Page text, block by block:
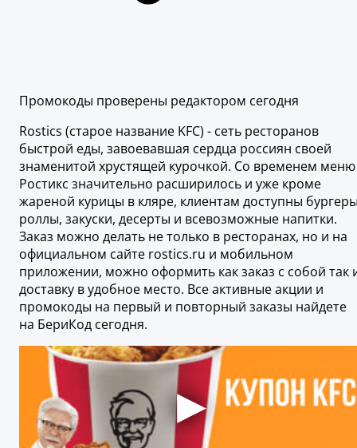
Промокоды проверены редактором сегодня
Rostics (старое название KFC) - сеть ресторанов
быстрой еды, завоевавшая сердца россиян своей
знаменитой хрустящей курочкой. Со временем меню
Ростикс значительно расширилось и уже кроме
жареной курицы в кляре, клиентам доступны
роллы, закуски, десерты и всевозможные напитки.
Заказ можно делать не только в ресторанах, но и на
официальном сайте rostics.ru и мобильном
приложении, можно оформить как заказ с собой так
доставку в удобное место. Все активные акции и
промокоды на первый и повторный заказы найдете
на БериКод сегодня.